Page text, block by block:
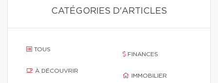
CATÉGORIES D'ARTICLES
TOUS
À DÉCOUVRIR
FINANCES
IMMOBILIER